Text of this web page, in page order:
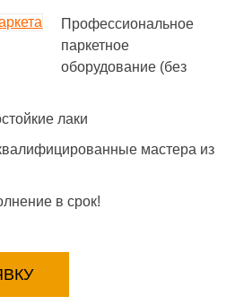
Профессиональное
паркетное
оборудование (без
лаки
мастера из
в срок!